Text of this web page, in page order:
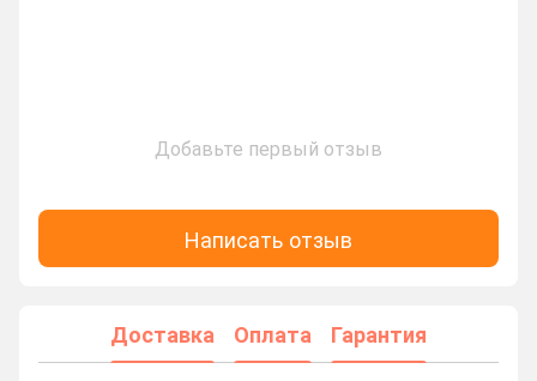
Добавьте первый отзыв
Написать отзыв
Доставка Оплата Гарантия